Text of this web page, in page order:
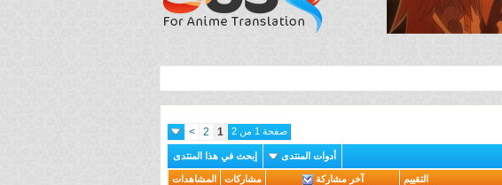
صفحة 1 من 2 1
2
>
أدوات المنتدى إبحث في هذا المنتدى
التقييم آخر مشاركة مشاركات المشاهدات